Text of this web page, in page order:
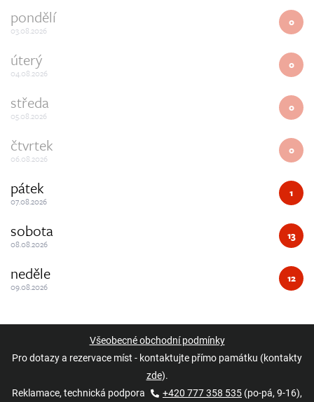
pondělí
03.08.2026
0
úterý
04.08.2026
0
středa
05.08.2026
0
čtvrtek
06.08.2026
0
pátek
07.08.2026
1
sobota
08.08.2026
13
neděle
09.08.2026
12
Všeobecné obchodní podmínky
Pro dotazy a rezervace míst - kontaktujte přímo památku (kontakty
zde).
Reklamace, technická podpora
+420 777 358 535 (po-pá, 9-16),